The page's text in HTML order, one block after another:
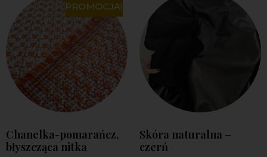
PROMOCJA!
Chanelka-pomarańcz,
błyszcząca nitka
Skóra naturalna –
czerń